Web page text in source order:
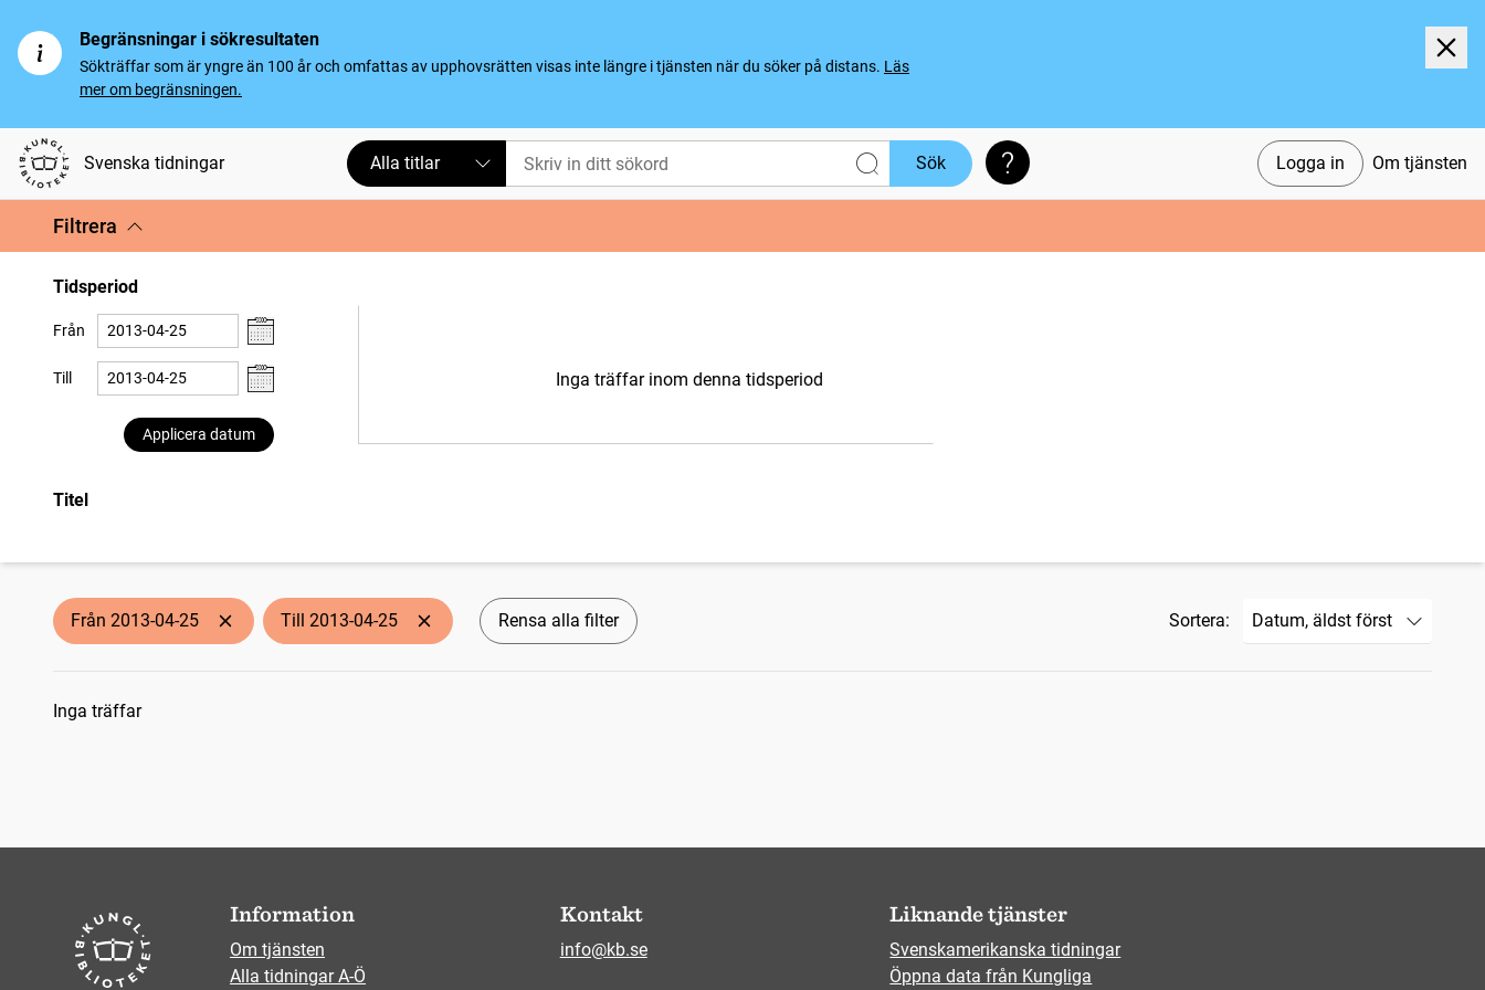
Begränsningar i sökresultaten
Sökträffar som är yngre än 100 år och omfattas av upphovsrätten visas inte längre i tjänsten när du söker på distans. Läs
mer om begränsningen.
Svenska tidningar Logga in Om tjänsten
Alla titlar Sök Söktips
Filtrera
Tidsperiod
Från
Till
Applicera datum
Inga träffar inom denna tidsperiod
Titel
Från 2013-04-25 Till 2013-04-25 Rensa alla filter Sortera:
Sökresultat
Inga träffar
Information
Om tjänsten
Alla tidningar A-Ö
Kontakt
info@kb.se
Liknande tjänster
Svenskamerikanska tidningar
Öppna data från Kungliga